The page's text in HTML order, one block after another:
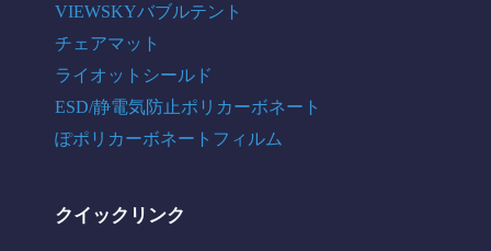
VIEWSKYバブルテント
チェアマット
ライオットシールド
ESD/静電気防止ポリカーボネート
ぽポリカーボネートフィルム
クイックリンク